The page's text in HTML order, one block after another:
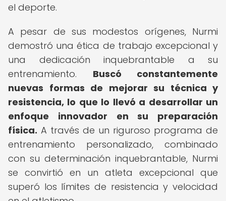
el deporte.
A pesar de sus modestos orígenes, Nurmi
demostró una ética de trabajo excepcional y
una dedicación inquebrantable a su
entrenamiento. Buscó constantemente
nuevas formas de mejorar su técnica y
resistencia, lo que lo llevó a desarrollar un
enfoque innovador en su preparación
física. A través de un riguroso programa de
entrenamiento personalizado, combinado
con su determinación inquebrantable, Nurmi
se convirtió en un atleta excepcional que
superó los límites de resistencia y velocidad